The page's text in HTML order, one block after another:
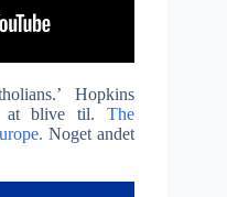
Hopkins
at blive til.The
Noget andet